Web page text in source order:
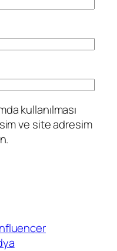
kullanılması
ve site adresim